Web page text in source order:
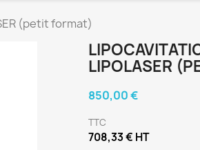
(petit format)
LIPOLASER
850,00 €
TTC
708,33 € HT